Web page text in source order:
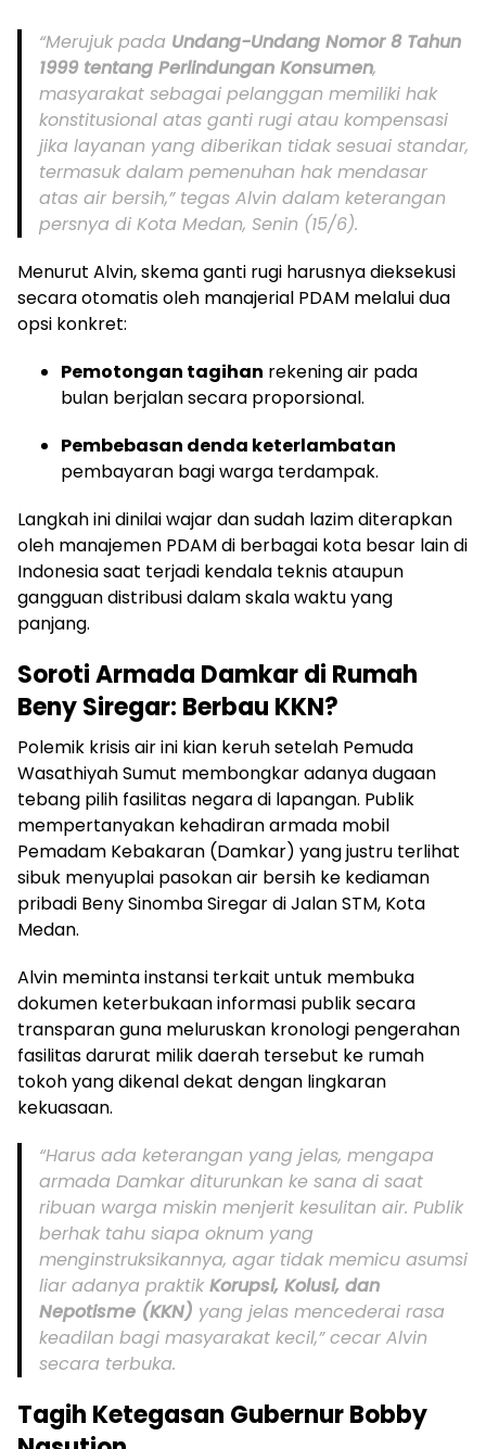
“Merujuk pada Undang-Undang Nomor 8 Tahun
1999 tentang Perlindungan Konsumen,
masyarakat sebagai pelanggan memiliki hak
konstitusional atas ganti rugi atau kompensasi
jika layanan yang diberikan tidak sesuai standar,
termasuk dalam pemenuhan hak mendasar
atas air bersih,” tegas Alvin dalam keterangan
persnya di Kota Medan, Senin (15/6).
Menurut Alvin, skema ganti rugi harusnya dieksekusi
secara otomatis oleh manajerial PDAM melalui dua
opsi konkret:
Pemotongan tagihan rekening air pada
bulan berjalan secara proporsional.
Pembebasan denda keterlambatan
pembayaran bagi warga terdampak.
Langkah ini dinilai wajar dan sudah lazim diterapkan
oleh manajemen PDAM di berbagai kota besar lain di
Indonesia saat terjadi kendala teknis ataupun
gangguan distribusi dalam skala waktu yang
panjang.
Soroti Armada Damkar di Rumah
Beny Siregar: Berbau KKN?
Polemik krisis air ini kian keruh setelah Pemuda
Wasathiyah Sumut membongkar adanya dugaan
tebang pilih fasilitas negara di lapangan. Publik
mempertanyakan kehadiran armada mobil
Pemadam Kebakaran (Damkar) yang justru terlihat
sibuk menyuplai pasokan air bersih ke kediaman
pribadi Beny Sinomba Siregar di Jalan STM, Kota
Medan.
Alvin meminta instansi terkait untuk membuka
dokumen keterbukaan informasi publik secara
transparan guna meluruskan kronologi pengerahan
fasilitas darurat milik daerah tersebut ke rumah
tokoh yang dikenal dekat dengan lingkaran
kekuasaan.
“Harus ada keterangan yang jelas, mengapa
armada Damkar diturunkan ke sana di saat
ribuan warga miskin menjerit kesulitan air. Publik
berhak tahu siapa oknum yang
menginstruksikannya, agar tidak memicu asumsi
liar adanya praktikKorupsi, Kolusi, dan
Nepotisme (KKN) yang jelas mencederai rasa
keadilan bagi masyarakat kecil,” cecar Alvin
secara terbuka.
Tagih Ketegasan Gubernur Bobby